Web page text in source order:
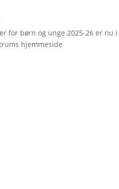
for børn og unge 2025-26 er nu
hjemmeside